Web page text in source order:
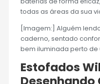
todas as áreas da sua
[Imagem:] Alguém
caderno, sentado
bem iluminada perto de
Estofados